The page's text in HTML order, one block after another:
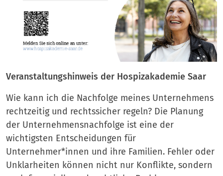
Veranstaltungshinweis der Hospizakademie Saar
Wie kann ich die Nachfolge meines Unternehmens
rechtzeitig und rechtssicher regeln? Die Planung
der Unternehmensnachfolge ist eine der
wichtigsten Entscheidungen für
Unternehmer*innen und ihre Familien. Fehler oder
Unklarheiten können nicht nur Konflikte, sondern